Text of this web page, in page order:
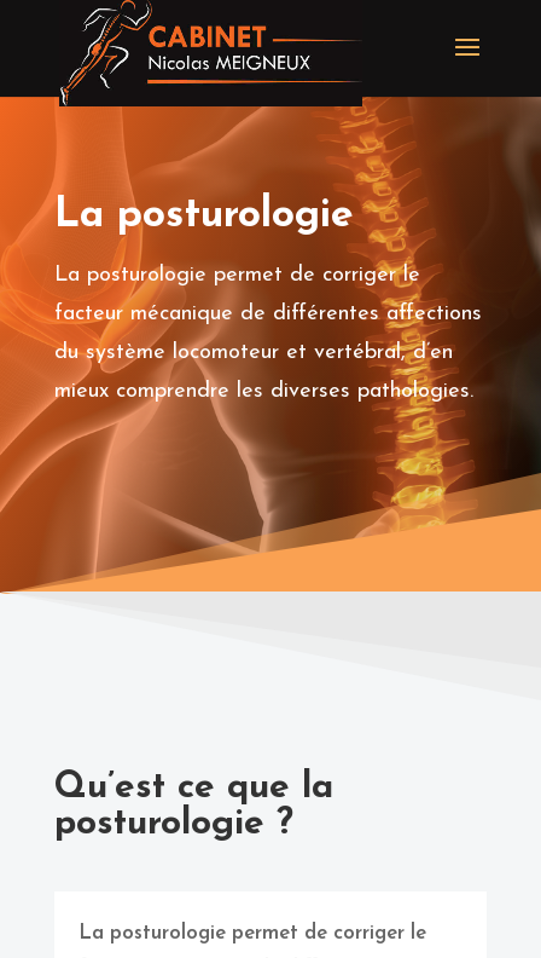
La posturologie
La posturologie permet de corriger le
facteur mécanique de différentes affections
du système locomoteur et vertébral, d’en
mieux comprendre les diverses pathologies.
Qu’est ce que la
posturologie ?
La posturologie permet de corriger le